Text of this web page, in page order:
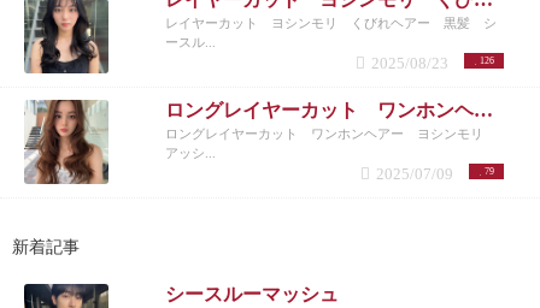
レイヤーカット ヨシンモリ くびれヘアー 黒髪 シ
ースル...
126
2025/08/23
ロングレイヤーカット ワンホンヘアー ヨシンモリ アッシュベージュ
ロングレイヤーカット ワンホンヘアー ヨシンモリ
アッシ...
79
2025/07/09
新着記事
シースルーマッシュ